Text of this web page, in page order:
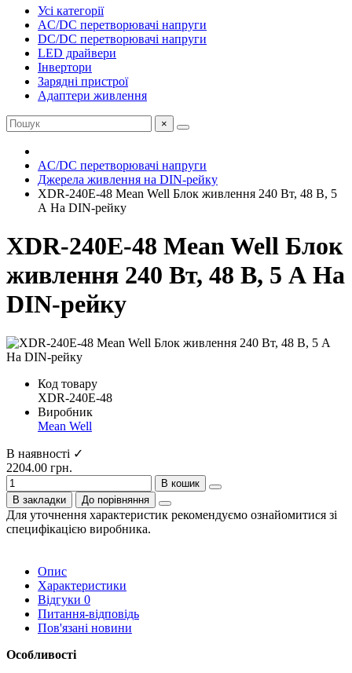
Усі категорії
AC/DC перетворювачі напруги
DC/DC перетворювачі напруги
LED драйвери
Інвертори
Зарядні пристрої
Адаптери живлення
×
AC/DC перетворювачі напруги
Джерела живлення на DIN-рейку
XDR-240E-48 Mean Well Блок живлення 240 Вт, 48 В, 5
А На DIN-рейку
XDR-240E-48 Mean Well Блок
живлення 240 Вт, 48 В, 5 А На
DIN-рейку
Код товару
XDR-240E-48
Виробник
Mean Well
В наявності ✓
2204.00 грн.
В кошик
В закладки
До порівняння
Для уточнення характеристик рекомендуємо ознайомитися зі
специфікацією виробника.
Опис
Характеристики
Відгуки 0
Питання-відповідь
Пов'язані новини
Особливості